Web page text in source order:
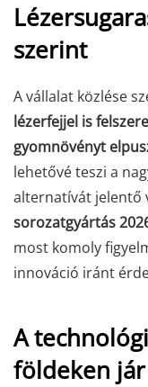
szerint
A vállalat közlése
lézerfejjel is
gyomnövényt
lehetővé teszi a
alternatívát jelentő
sorozatgyártás
most komoly
innováció iránt
A
földeken jár